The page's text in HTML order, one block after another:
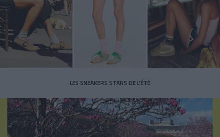
LES SNEAKERS STARS DE L’ÉTÉ